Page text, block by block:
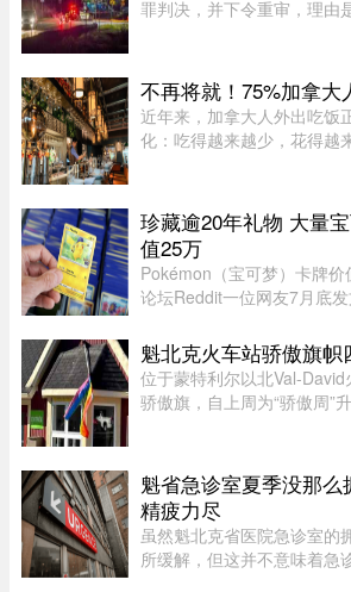
罪判决，并下令重审，理由
Yannick Potvin驾驶踏板车
不再将就！75%加拿大
近年来，加拿大人外出吃饭
化：吃得越来越少，花得越
20多加元，结账还要面对
珍藏逾20年礼物 大量
值25万
Pokémon（宝可梦）卡牌
论坛Reddit一位网友7月底
意，至去年底才去查看，结
估计价值达25万美元。该网
魁北克火车站骄傲旗帜
位于蒙特利尔以北Val-
骄傲旗，自上周为“骄傲周”
月5日还加装了监控摄像头 ...
魁省急诊室夏季没那
精疲力尽
虽然魁北克省医院急诊室的
所缓解，但这并不意味着急